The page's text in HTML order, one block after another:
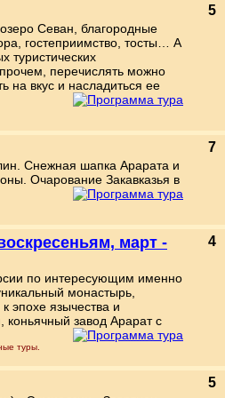
Севан, благородные
гостеприимство, тосты… А
туристических
перечислять можно
на вкус и насладиться ее
5
Снежная шапка Арарата и
Очарование Закавказья в
7
март -
по интересующим именно
монастырь,
эпохе язычества и
завод Арарат с
туры.
4
5